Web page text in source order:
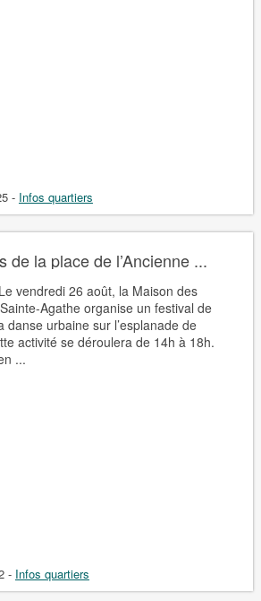
- Infos quartiers
de la place de l’Ancienne ...
vendredi 26 août, la Maison des
Agathe organise un festival de
danse urbaine sur l’esplanade de
activité se déroulera de 14h à 18h.
...
- Infos quartiers